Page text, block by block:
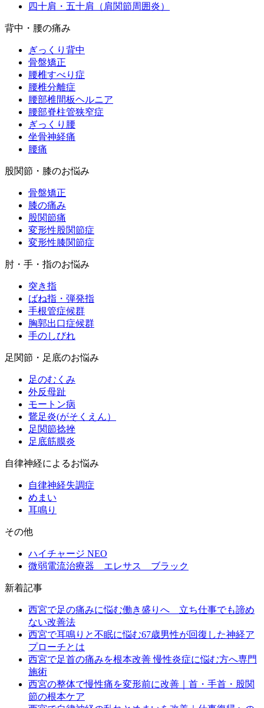
四十肩・五十肩（肩関節周囲炎）
背中・腰の痛み
ぎっくり背中
骨盤矯正
腰椎すべり症
腰椎分離症
腰部椎間板ヘルニア
腰部脊柱管狭窄症
ぎっくり腰
坐骨神経痛
腰痛
股関節・膝のお悩み
骨盤矯正
膝の痛み
股関節痛
変形性股関節症
変形性膝関節症
肘・手・指のお悩み
突き指
ばね指・弾発指
手根管症候群
胸郭出口症候群
手のしびれ
足関節・足底のお悩み
足のむくみ
外反母趾
モートン病
鵞足炎(がそくえん）
足関節捻挫
足底筋膜炎
自律神経によるお悩み
自律神経失調症
めまい
耳鳴り
その他
ハイチャージ NEO
微弱電流治療器 エレサス ブラック
新着記事
西宮で足の痛みに悩む働き盛りへ 立ち仕事でも諦め
ない改善法
西宮で耳鳴りと不眠に悩む67歳男性が回復した神経ア
プローチとは
西宮で足首の痛みを根本改善 慢性炎症に悩む方へ専門
施術
西宮の整体で慢性痛を変形前に改善｜首・手首・股関
節の根本ケア